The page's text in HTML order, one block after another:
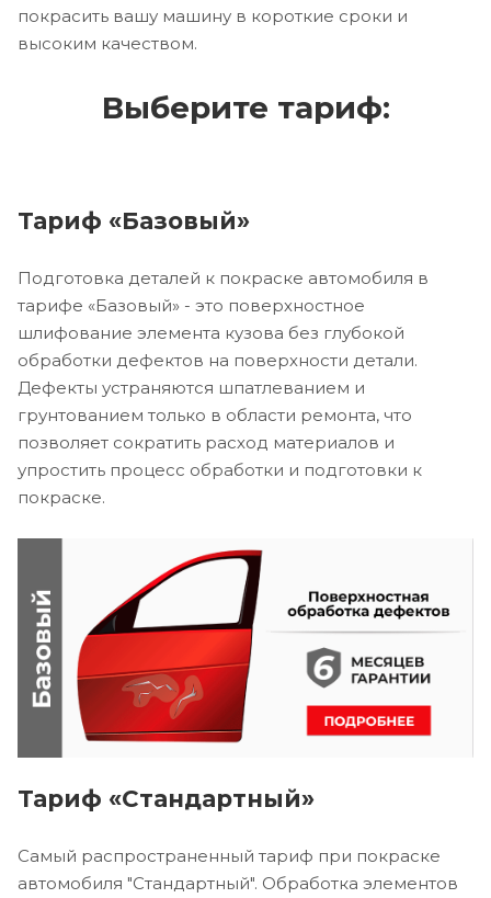
покрасить вашу машину в короткие сроки и
высоким качеством.
Выберите тариф:
Тариф «Базовый»
Подготовка деталей к покраске автомобиля в
тарифе «Базовый» - это поверхностное
шлифование элемента кузова без глубокой
обработки дефектов на поверхности детали.
Дефекты устраняются шпатлеванием и
грунтованием только в области ремонта, что
позволяет сократить расход материалов и
упростить процесс обработки и подготовки к
покраске.
Тариф «Стандартный»
Самый распространенный тариф при покраске
автомобиля "Стандартный". Обработка элементов